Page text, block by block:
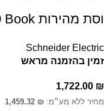
וסת מהירות 0.18kW ATV320 Book חד לתלת
Schneider Electric
זמין בהזמנה מראש
1,722.00 ₪
מחיר ללא מע״מ: 1,459.32 ₪